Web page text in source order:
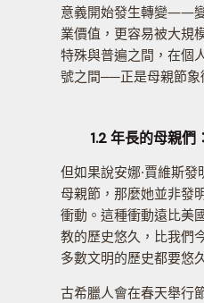
意義開始發生轉變——
業價值，更容易被大規
特殊與普遍之間，在個
號之間──正是母親節象
1.2 年長的母親們
但如果說安娜·賈維斯
母親節，那麼她並非發
衝動。這種衝動遠比美
教的歷史悠久，比我們
多數文明的歷史都要悠
古希臘人會在春天舉行